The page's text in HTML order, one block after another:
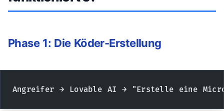
Phase 1: Die Köder-Erstellung
Angreifer → Lovable AI → "Erstelle eine